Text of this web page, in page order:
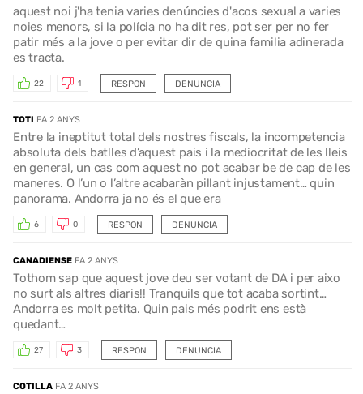
aquest noi j'ha tenia varies denúncies d'acos sexual a varies
noies menors, si la polícia no ha dit res, pot ser per no fer
patir més a la jove o per evitar dir de quina familia adinerada
es tracta.
RESPON
22 1 DENUNCIA
TOTI FA 2 ANYS
Entre la ineptitut total dels nostres fiscals, la incompetencia
absoluta dels batlles d’aquest pais i la mediocritat de les lleis
en general, un cas com aquest no pot acabar be de cap de les
maneres. O l’un o l’altre acabaràn pillant injustament… quin
panorama. Andorra ja no és el que era
RESPON
6 0 DENUNCIA
CANADIENSE FA 2 ANYS
Tothom sap que aquest jove deu ser votant de DA i per aixo
no surt als altres diaris!! Tranquils que tot acaba sortint…
Andorra es molt petita. Quin pais més podrit ens està
quedant…
RESPON
27 3 DENUNCIA
COTILLA FA 2 ANYS